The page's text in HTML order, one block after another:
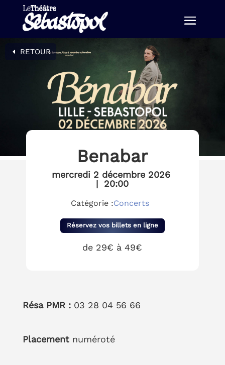
RETOUR
Benabar
mercredi 2 décembre 2026
| 20:00
Catégorie :Concerts
Réservez vos billets en ligne
de 29€ à 49€
Résa PMR : 03 28 04 56 66
Placement numéroté